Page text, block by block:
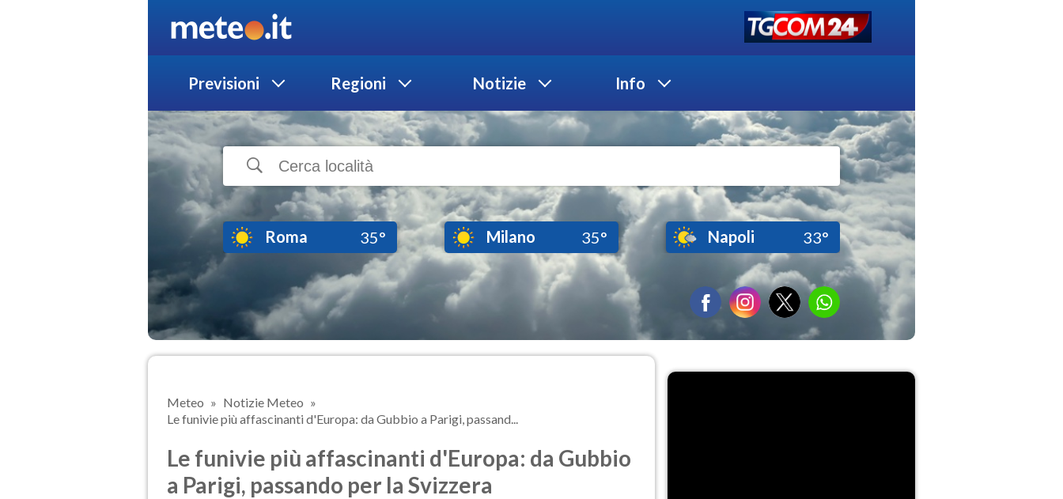
Previsioni Regioni Notizie Info
Roma 35° Milano 35° Napoli 33°
Meteo
Notizie Meteo
Le funivie più affascinanti d'Europa: da Gubbio a Parigi, passand...
Le funivie più affascinanti d'Europa: da Gubbio
a Parigi, passando per la Svizzera